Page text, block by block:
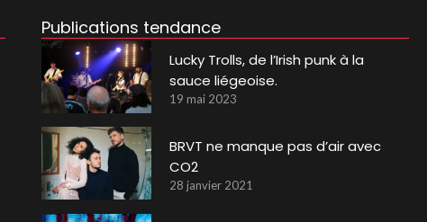
Publications tendance
Lucky Trolls, de l’Irish punk à la
sauce liégeoise.
19 mai 2023
BRVT ne manque pas d’air avec
CO2
28 janvier 2021